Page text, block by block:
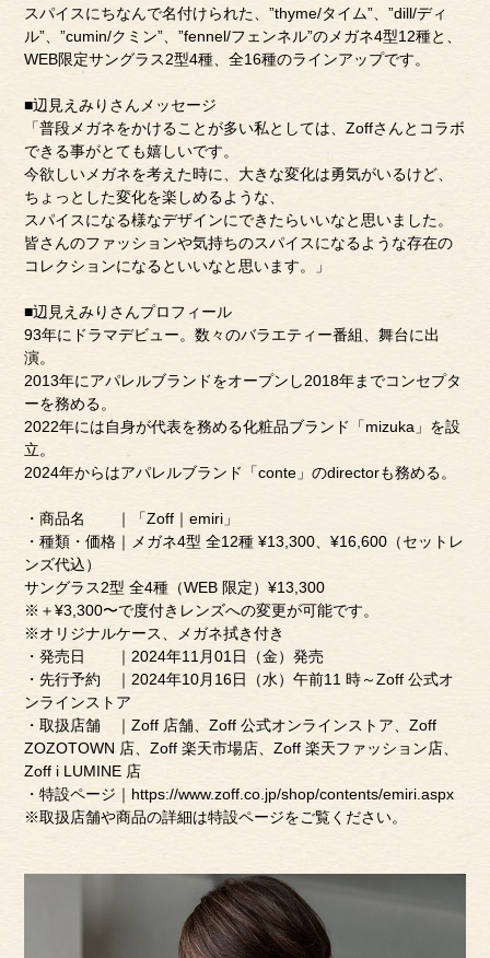
スパイスにちなんで名付けられた、”thyme/タイム”、”dill/ディ
ル”、”cumin/クミン”、”fennel/フェンネル”のメガネ4型12種と、
WEB限定サングラス2型4種、全16種のラインアップです。
■辺見えみりさんメッセージ
「普段メガネをかけることが多い私としては、Zoffさんとコラボ
できる事がとても嬉しいです。
今欲しいメガネを考えた時に、大きな変化は勇気がいるけど、
ちょっとした変化を楽しめるような、
スパイスになる様なデザインにできたらいいなと思いました。
皆さんのファッションや気持ちのスパイスになるような存在の
コレクションになるといいなと思います。」
■辺見えみりさんプロフィール
93年にドラマデビュー。数々のバラエティー番組、舞台に出
演。
2013年にアパレルブランドをオープンし2018年までコンセプタ
ーを務める。
2022年には自身が代表を務める化粧品ブランド「mizuka」を設
立。
2024年からはアパレルブランド「conte」のdirectorも務める。
・商品名 ｜「Zoff｜emiri」
・種類・価格｜メガネ4型 全12種 ¥13,300、¥16,600（セットレ
ンズ代込）
サングラス2型 全4種（WEB 限定）¥13,300
※＋¥3,300〜で度付きレンズへの変更が可能です。
※オリジナルケース、メガネ拭き付き
・発売日 ｜2024年11月01日（金）発売
・先行予約 ｜2024年10月16日（水）午前11 時～Zoff 公式オ
ンラインストア
・取扱店舗 ｜Zoff 店舗、Zoff 公式オンラインストア、Zoff
ZOZOTOWN 店、Zoff 楽天市場店、Zoff 楽天ファッション店、
Zoff i LUMINE 店
・特設ページ｜ https://www.zoff.co.jp/shop/contents/emiri.aspx
※取扱店舗や商品の詳細は特設ページをご覧ください。